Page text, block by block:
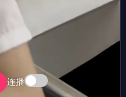
连播